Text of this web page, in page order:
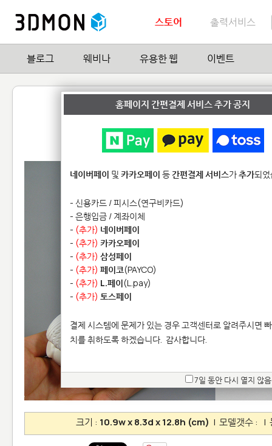
스토어 출력서비스
블로그 웨비나 유용한 웹 이벤트
SharkPasha
Mani Zamani 0| Hit 18,178
크기 : 10.9w x 8.3d x 12.8h (cm) | 모델갯수 : |
홈페이지 간편결제 서비스 추가 공지
네이버페이 및 카카오페이 등간편결제 서비스가추가되
- 신용카드 / 피시스(연구비카드)
- 은행입금 / 계좌이체
- (추가) 네이버페이
- (추가) 카카오페이
- (추가) 삼성페이
- (추가) 페이코(PAYCO)
- (추가) L.페이(L.pay)
- (추가) 토스페이
결제 시스템에 문제가 있는 경우 고객센터로 알려주시면
치를 취하도록 하겠습니다. 감사합니다.
7일 동안 다시 열지 않음